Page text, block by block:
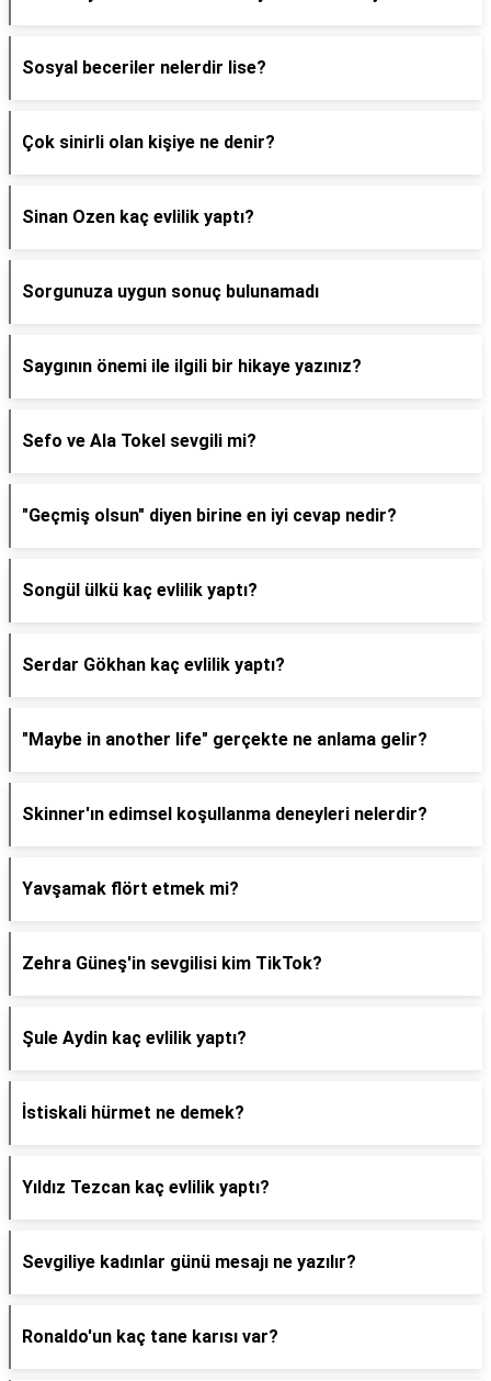
Sosyal beceriler nelerdir lise?
Çok sinirli olan kişiye ne denir?
Sinan Ozen kaç evlilik yaptı?
Sorgunuza uygun sonuç bulunamadı
Saygının önemi ile ilgili bir hikaye yazınız?
Sefo ve Ala Tokel sevgili mi?
"Geçmiş olsun" diyen birine en iyi cevap nedir?
Songül ülkü kaç evlilik yaptı?
Serdar Gökhan kaç evlilik yaptı?
"Maybe in another life" gerçekte ne anlama gelir?
Skinner'ın edimsel koşullanma deneyleri nelerdir?
Yavşamak flört etmek mi?
Zehra Güneş'in sevgilisi kim TikTok?
Şule Aydin kaç evlilik yaptı?
İstiskali hürmet ne demek?
Yıldız Tezcan kaç evlilik yaptı?
Sevgiliye kadınlar günü mesajı ne yazılır?
Ronaldo'un kaç tane karısı var?